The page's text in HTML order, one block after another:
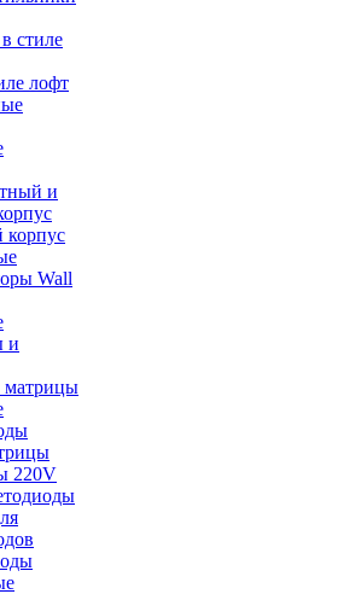
стиле
лофт
и
корпус
Wall
матрицы
220V